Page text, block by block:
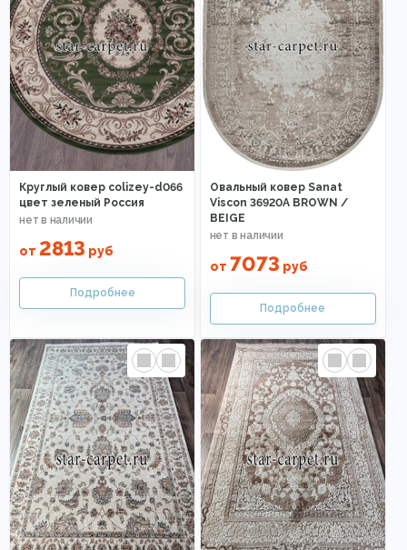
Круглый ковер colizey-d066
цвет зеленый Россия
от 2813 руб
Овальный ковер Sanat
Viscon 36920A BROWN /
BEIGE
от 7073 руб